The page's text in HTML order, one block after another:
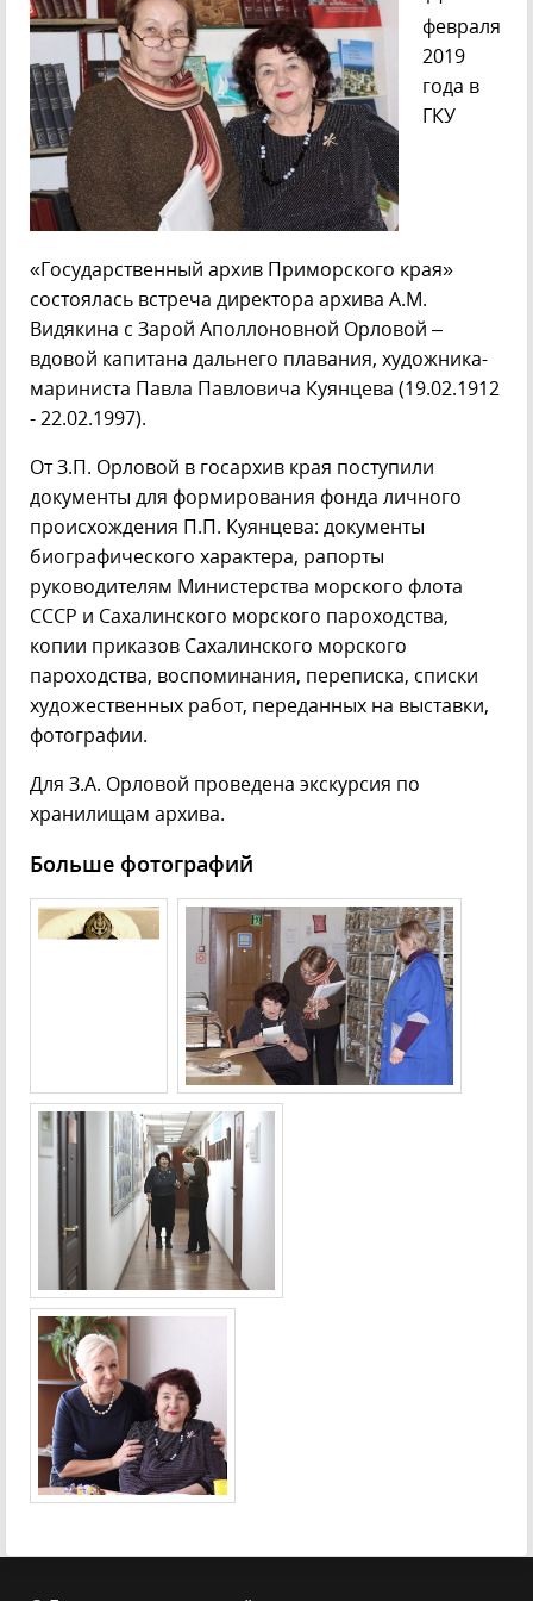
Обязательный
экземпляр
Хронограф
Тематические
перечни
документов
РСФСР)
февраля
2019
года в
ГКУ
«Государственный архив Приморского края»
состоялась встреча директора архива А.М.
Видякина с Зарой Аполлоновной Орловой –
вдовой капитана дальнего плавания, художника-
мариниста Павла Павловича Куянцева (19.02.1912
- 22.02.1997).
От З.П. Орловой в госархив края поступили
документы для формирования фонда личного
происхождения П.П. Куянцева: документы
биографического характера, рапорты
руководителям Министерства морского флота
СССР и Сахалинского морского пароходства,
копии приказов Сахалинского морского
пароходства, воспоминания, переписка, списки
художественных работ, переданных на выставки,
фотографии.
Для З.А. Орловой проведена экскурсия по
хранилищам архива.
Больше фотографий